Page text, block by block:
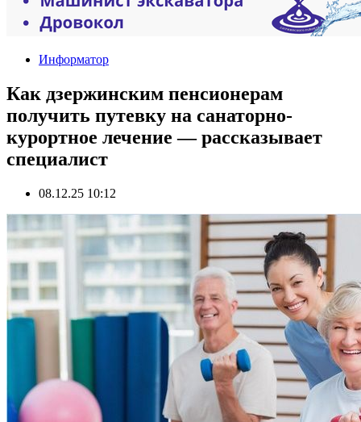
Информатор
Как дзержинским пенсионерам
получить путевку на санаторно-
курортное лечение — рассказывает
специалист
08.12.25 10:12